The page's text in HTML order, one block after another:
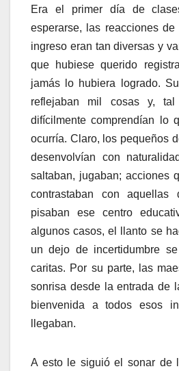
Era el primer día de
esperarse, las reacciones
ingreso eran tan diversas y
que hubiese querido
jamás lo hubiera logrado.
reflejaban mil cosas y,
difícilmente comprendían lo
ocurría. Claro, los pequeños
desenvolvían con
saltaban, jugaban; acciones
contrastaban con
pisaban ese centro
algunos casos, el llanto se
un dejo de incertidumbre
caritas. Por su parte, las
sonrisa desde la entrada de
bienvenida a todos esos
llegaban.
A esto le siguió el sonar de